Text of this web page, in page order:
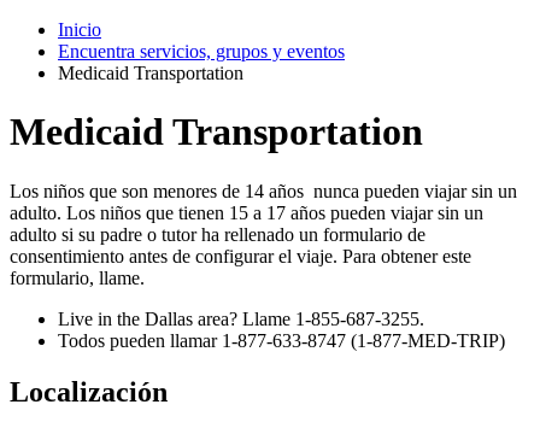
Inicio
Encuentra servicios, grupos y eventos
Medicaid Transportation
Medicaid Transportation
Los niños que son menores de 14 años nunca pueden viajar sin un
adulto. Los niños que tienen 15 a 17 años pueden viajar sin un
adulto si su padre o tutor ha rellenado un formulario de
consentimiento antes de configurar el viaje. Para obtener este
formulario, llame.
Live in the Dallas area? Llame 1-855-687-3255.
Todos pueden llamar 1-877-633-8747 (1-877-MED-TRIP)
Localización